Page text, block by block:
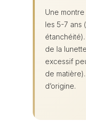
Une
les 5-7 ans
de la
excessif
de
d’origine.